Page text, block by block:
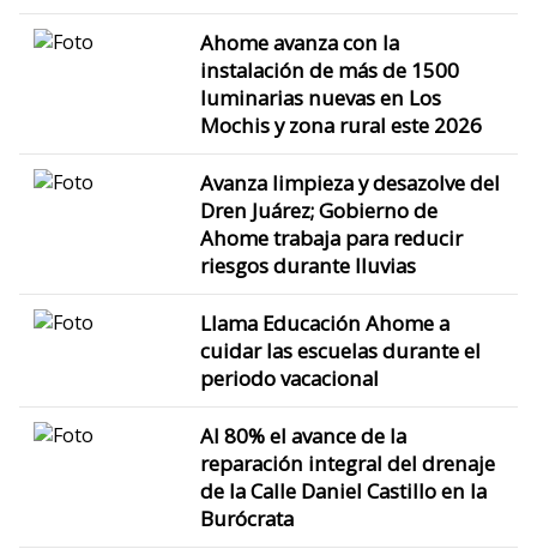
Ahome avanza con la
instalación de más de 1500
luminarias nuevas en Los
Mochis y zona rural este 2026
Avanza limpieza y desazolve del
Dren Juárez; Gobierno de
Ahome trabaja para reducir
riesgos durante lluvias
Llama Educación Ahome a
cuidar las escuelas durante el
periodo vacacional
Al 80% el avance de la
reparación integral del drenaje
de la Calle Daniel Castillo en la
Burócrata